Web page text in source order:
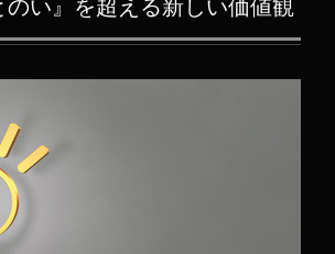
のい』を超える新しい価値観